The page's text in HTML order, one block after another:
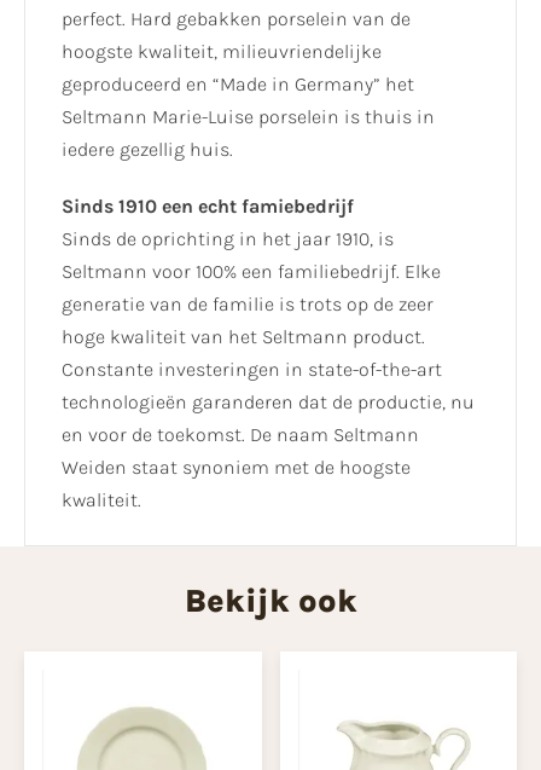
perfect. Hard gebakken porselein van de
hoogste kwaliteit, milieuvriendelijke
geproduceerd en “Made in Germany” het
Seltmann Marie-Luise porselein is thuis in
iedere gezellig huis.
Sinds 1910 een echt famiebedrijf
Sinds de oprichting in het jaar 1910, is
Seltmann voor 100% een familiebedrijf. Elke
generatie van de familie is trots op de zeer
hoge kwaliteit van het Seltmann product.
Constante investeringen in state-of-the-art
technologieën garanderen dat de productie, nu
en voor de toekomst. De naam Seltmann
Weiden staat synoniem met de hoogste
kwaliteit.
Bekijk ook